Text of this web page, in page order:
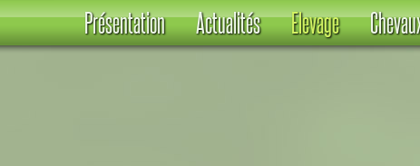
Présentation Actualités Elevage